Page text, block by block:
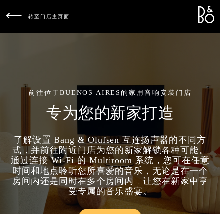
转至门店主页面
前往位于BUENOS AIRES的家用音响安装门店
专为您的新家打造
了解设置 Bang & Olufsen 互连扬声器的不同方
式，并前往附近门店为您的新家解锁各种可能。
通过连接 Wi-Fi 的 Multiroom 系统，您可在任意
时间和地点聆听您所喜爱的音乐，无论是在一个
房间内还是同时在多个房间内，让您在新家中享
受专属的音乐盛宴。